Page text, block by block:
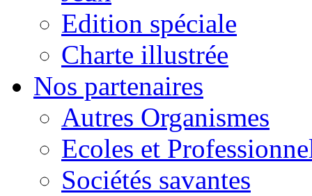
Edition spéciale
Charte illustrée
Nos partenaires
Autres Organismes
Ecoles et
Sociétés savantes